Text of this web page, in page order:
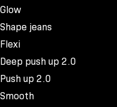
Glow
Shape jeans
Flexi
Deep push up 2.0
Push up 2.0
Smooth